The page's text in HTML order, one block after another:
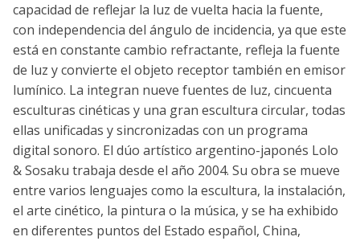
capacidad de reflejar la luz de vuelta hacia la fuente,
con independencia del ángulo de incidencia, ya que este
está en constante cambio refractante, refleja la fuente
de luz y convierte el objeto receptor también en emisor
lumínico. La integran nueve fuentes de luz, cincuenta
esculturas cinéticas y una gran escultura circular, todas
ellas unificadas y sincronizadas con un programa
digital sonoro. El dúo artístico argentino-japonés Lolo
& Sosaku trabaja desde el año 2004. Su obra se mueve
entre varios lenguajes como la escultura, la instalación,
el arte cinético, la pintura o la música, y se ha exhibido
en diferentes puntos del Estado español, China,